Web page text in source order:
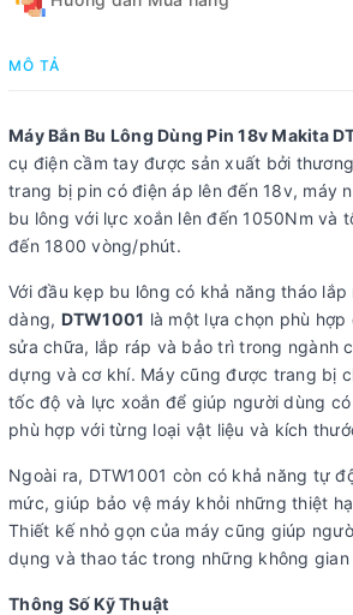
MÔ TẢ
Máy Bắn Bu Lông Dùng Pin 18v Makita
cụ điện cầm tay được sản xuất bởi
trang bị pin có điện áp lên đến 18v, máy
bu lông với lực xoắn lên đến 1050Nm và
đến 1800 vòng/phút.
Với đầu kẹp bu lông có khả năng tháo
dàng, DTW1001 là một lựa chọn phù
sửa chữa, lắp ráp và bảo trì trong ngành
dựng và cơ khí. Máy cũng được trang bị
tốc độ và lực xoắn để giúp người dùng
phù hợp với từng loại vật liệu và kích
Ngoài ra, DTW1001 còn có khả năng tự
mức, giúp bảo vệ máy khỏi những thiệt
Thiết kế nhỏ gọn của máy cũng giúp
dụng và thao tác trong những không gian
Thông Số Kỹ Thuật